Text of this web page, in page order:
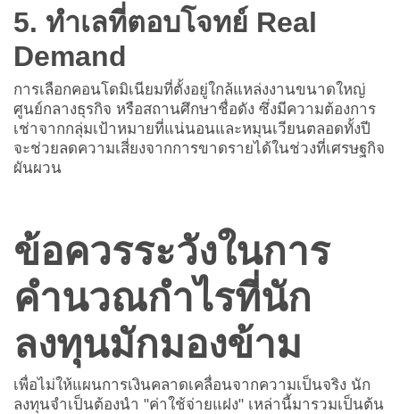
5. ทำเลที่ตอบโจทย์ Real
Demand
การเลือกคอนโดมิเนียมที่ตั้งอยู่ใกล้แหล่งงานขนาดใหญ่
ศูนย์กลางธุรกิจ หรือสถานศึกษาชื่อดัง ซึ่งมีความต้องการ
เช่าจากกลุ่มเป้าหมายที่แน่นอนและหมุนเวียนตลอดทั้งปี
จะช่วยลดความเสี่ยงจากการขาดรายได้ในช่วงที่เศรษฐกิจ
ผันผวน
ข้อควรระวังในการ
คำนวณกำไรที่นัก
ลงทุนมักมองข้าม
เพื่อไม่ให้แผนการเงินคลาดเคลื่อนจากความเป็นจริง นัก
ลงทุนจำเป็นต้องนำ "ค่าใช้จ่ายแฝง" เหล่านี้มารวมเป็นต้น